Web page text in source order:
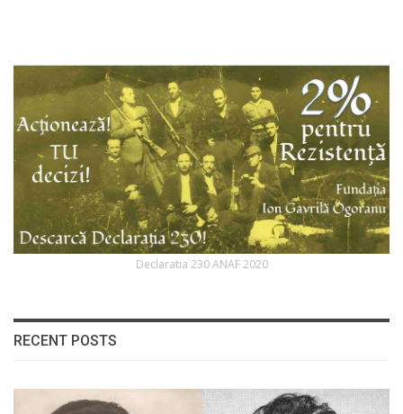
Declaratia 230 ANAF 2020
RECENT POSTS